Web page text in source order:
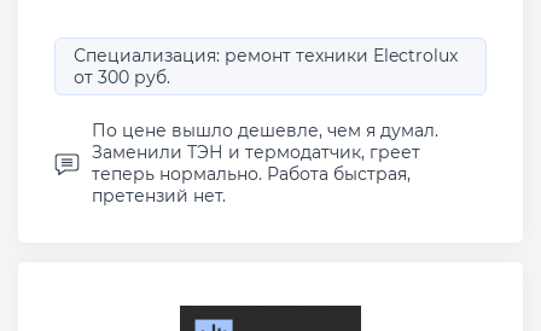
Специализация: ремонт техники Electrolux
от 300 руб.
По цене вышло дешевле, чем я думал.
Заменили ТЭН и термодатчик, греет
теперь нормально. Работа быстрая,
претензий нет.